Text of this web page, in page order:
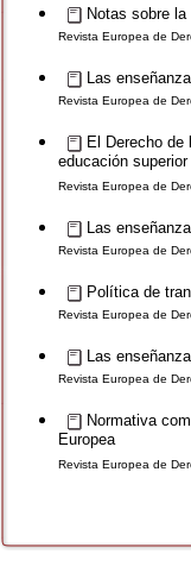
Notas sobre
Revista Europea de
Las
Revista Europea de
El Derecho
educación superior
Revista Europea de
Las
Revista Europea de
Política de
Revista Europea de
Las
Revista Europea de
Normativa
Europea
Revista Europea de